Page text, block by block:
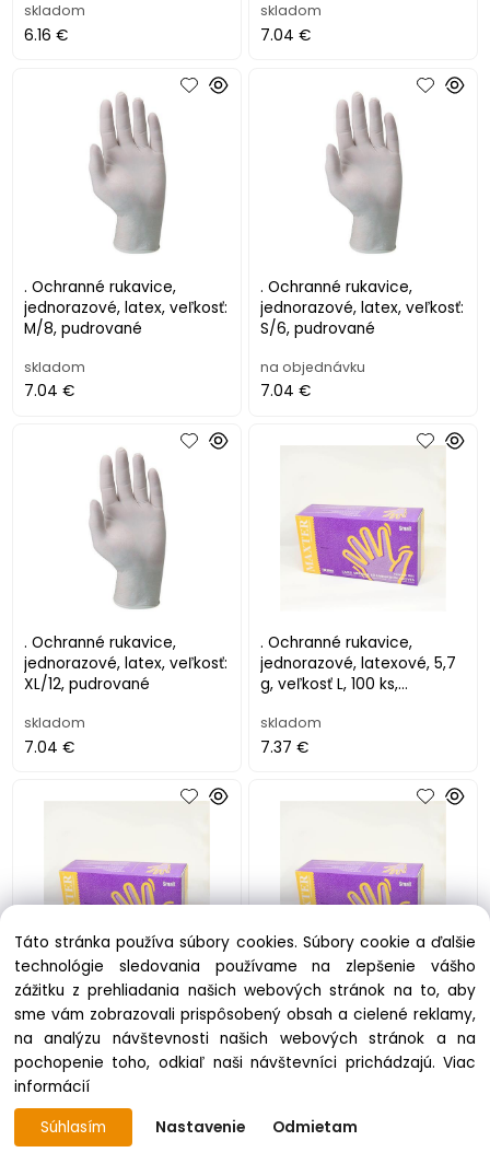
skladom
6.16 €
skladom
7.04 €
. Ochranné rukavice,
jednorazové, latex, veľkosť:
M/8, pudrované
skladom
7.04 €
. Ochranné rukavice,
jednorazové, latex, veľkosť:
S/6, pudrované
na objednávku
7.04 €
. Ochranné rukavice,
jednorazové, latex, veľkosť:
XL/12, pudrované
skladom
7.04 €
. Ochranné rukavice,
jednorazové, latexové, 5,7
g, veľkosť L, 100 ks,
skladom
7.37 €
. Ochranné rukavice,
jednorazové, latexové, 5,7
g, veľkosť M, 100 ks,
nepudrované, béžové
na objednávku
7.37 €
. Ochranné rukavice,
jednorazové, latexové, 5,7
g, veľkosť S, 100 ks,
nepudrované, béžové
Táto stránka používa súbory cookies. Súbory cookie a ďalšie
technológie sledovania používame na zlepšenie vášho
zážitku z prehliadania našich webových stránok na to, aby
sme vám zobrazovali prispôsobený obsah a cielené reklamy,
na analýzu návštevnosti našich webových stránok a na
pochopenie toho, odkiaľ naši návštevníci prichádzajú.Viac
informácií
Súhlasím
Nastavenie Odmietam